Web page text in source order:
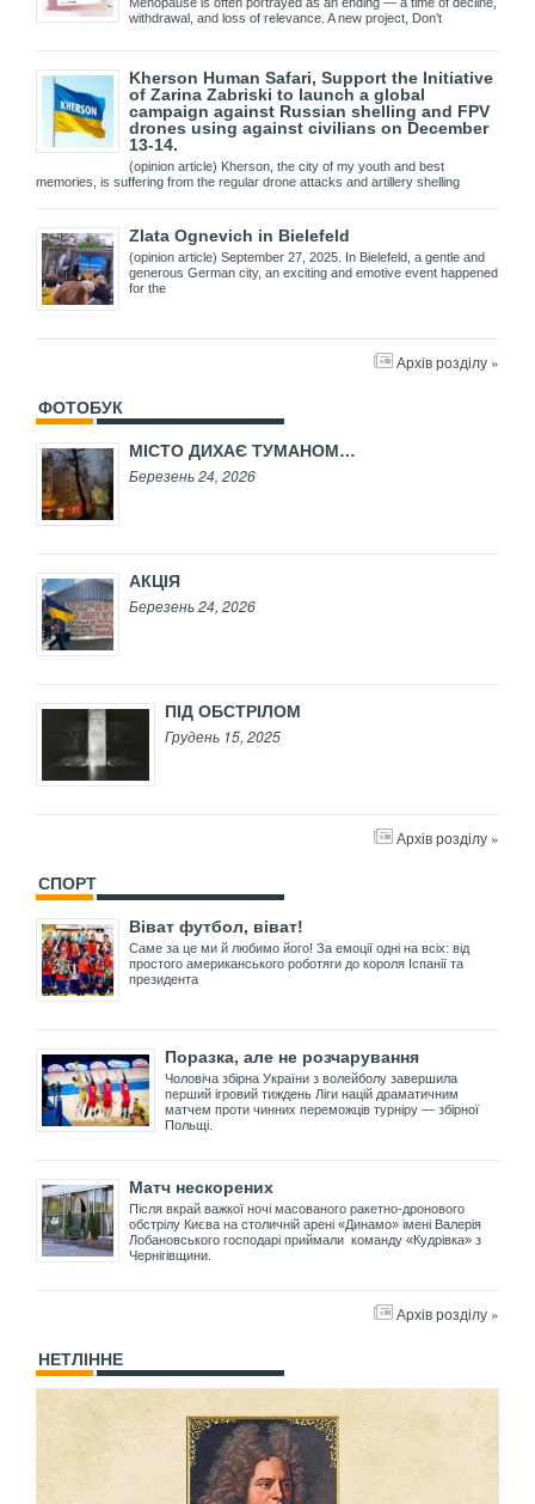
withdrawal, and loss of relevance. A new project, Don’t
Kherson Human Safari, Support the Initiative
of Zarina Zabriski to launch a global
campaign against Russian shelling and FPV
drones using against civilians on December
13-14.
(opinion article) Kherson, the city of my youth and best
memories, is suffering from the regular drone attacks and artillery shelling
Zlata Ognevich in Bielefeld
(opinion article) September 27, 2025. In Bielefeld, a gentle and
generous German city, an exciting and emotive event happened
for the
Архів розділу »
ФОТОБУК
МІСТО ДИХАЄ ТУМАНОМ…
Березень 24, 2026
АКЦІЯ
Березень 24, 2026
ПІД ОБСТРІЛОМ
Грудень 15, 2025
Архів розділу »
СПОРТ
Віват футбол, віват!
Саме за це ми й любимо його! За емоції одні на всіх: від
простого американського роботяги до короля Іспанії та
президента
Поразка, але не розчарування
Чоловіча збірна України з волейболу завершила
перший ігровий тиждень Ліги націй драматичним
матчем проти чинних переможців турніру — збірної
Польщі.
Матч нескорених
Після вкрай важкої ночі масованого ракетно-дронового
обстрілу Києва на столичній арені «Динамо» імені Валерія
Лобановського господарі приймали команду «Кудрівка» з
Чернігівщини.
Архів розділу »
НЕТЛІННЕ